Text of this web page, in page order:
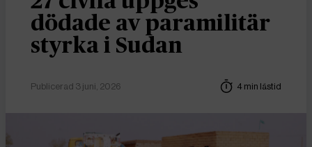
dödade av paramilitär
styrka i Sudan
Publicerad 3 juni, 2026 4 min lästid